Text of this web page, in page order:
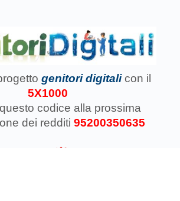
genitori digitali con il
5X1000
codice alla prossima
dei redditi 95200350635